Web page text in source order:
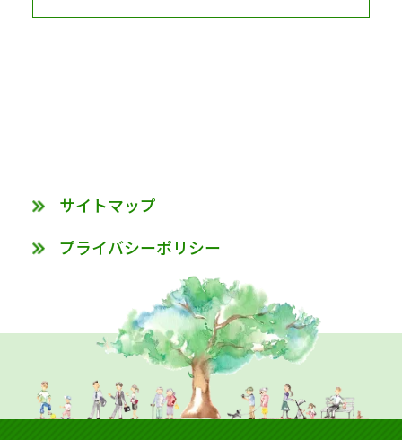
サイトマップ
プライバシーポリシー